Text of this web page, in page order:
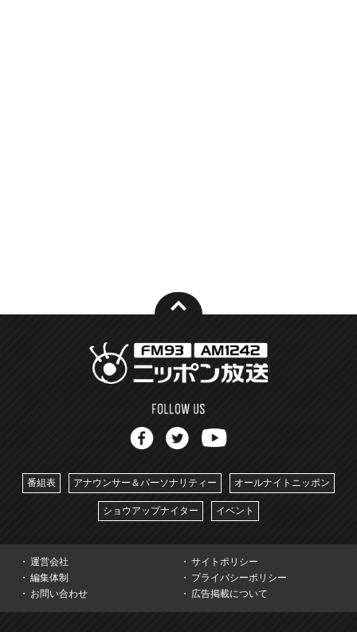
番組表 アナウンサー＆パーソナリティー オールナイトニッポン
ショウアップナイター イベント
運営会社
サイトポリシー
編集体制
プライバシーポリシー
お問い合わせ
広告掲載について